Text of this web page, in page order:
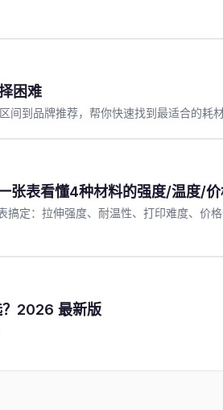
困难
到品牌推荐，帮你快速找到最适合的耗材
张表看懂4种材料的强度/温度/
定：拉伸强度、耐温性、打印难度、价
？2026 最新版